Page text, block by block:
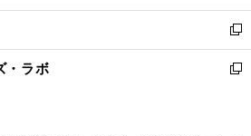
開
く
ウ
で
開
く
ン
ド
ウ
で
ウ
ィ
ン
ド
新
し
い
・ラボ
新